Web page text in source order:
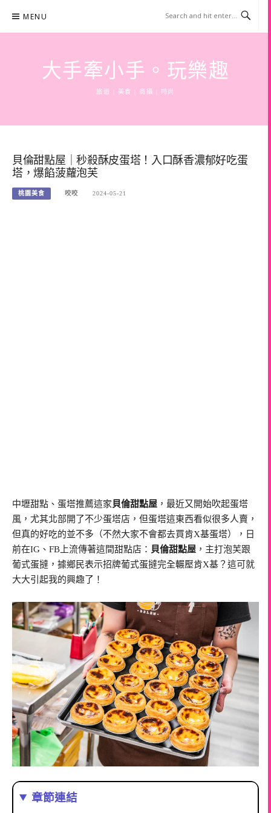
content
MENU
大手牽小手。玩樂趣
旅遊 | 美食 | 商攝 | 時尚
貝倫甜點屋｜秒殺酥皮蛋塔！入口酥香濃郁好吃蛋
塔，爆餡菠蘿泡芙
桃園美食 咬咬 2024-05-21
中壢甜點、蛋塔推薦這家貝倫甜點屋 ，最近又開始吹起蛋塔
風，尤其北部開了不少蛋塔店，但蛋塔這東西看似很多人賣，
但真的好吃的並不多（不然大家不會都去買肯X基蛋塔），日
前在IG、FB上流傳著這間甜點店： 貝倫甜點屋 ，主打泡芙跟
葡式蛋撻，據鄉民表示招牌葡式蛋撻完全輾壓肯X基？這可就
大大引起我的興趣了！
章節連結